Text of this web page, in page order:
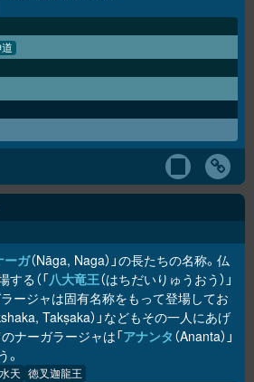
ーガ（Nāga, Naga）」の長たちの名称。仏
る（「八大竜王（はちだいりゅうおう）」
ラージャは固有名称をもって登場してお
Takṣaka）」などもその一人にあげ
ナーガラージャは「アナンタ （Ananta）」
水天 徳叉迦龍王